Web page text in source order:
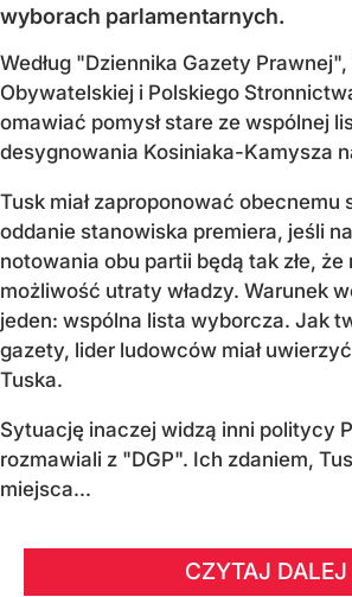
wyborach parlamentarnych.
Według "Dziennika Gazety
Obywatelskiej i Polskiego
omawiać pomysł stare ze wspólnej
desygnowania Kosiniaka-Kamysza
Tusk miał zaproponować obecnemu
oddanie stanowiska premiera, jeśli
notowania obu partii będą tak złe,
możliwość utraty władzy. Warunek
jeden: wspólna lista wyborcza. Jak
gazety, lider ludowców miał
Tuska.
Sytuację inaczej widzą inni politycy
rozmawiali z "DGP". Ich zdaniem,
miejsca...
CZYTAJ DALEJ